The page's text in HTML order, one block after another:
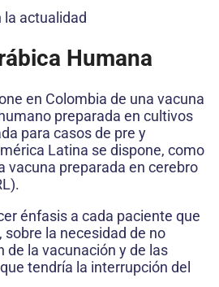
la actualidad
Humana
en Colombia de una vacuna
preparada en cultivos
para casos de pre y
Latina se dispone, como
vacuna preparada en cerebro
énfasis a cada paciente que
la necesidad de no
de la vacunación y de las
tendría la interrupción del